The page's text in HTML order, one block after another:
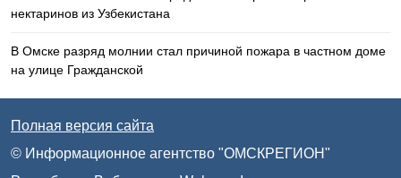
нектаринов из Узбекистана
В Омске разряд молнии стал причиной пожара в частном доме
на улице Гражданской
Полная версия сайта
© Информационное агентство "ОМСКРЕГИОН"